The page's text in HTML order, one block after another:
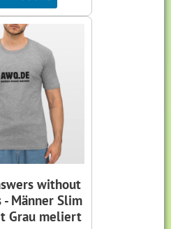
without
Männer Slim
Grau meliert